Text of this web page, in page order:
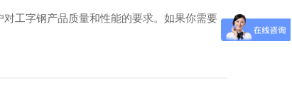
工字钢产品质量和性能的要求。如果你需要